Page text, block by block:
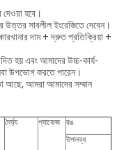
হবে।
উত্তর সাবলীল ইংরেজিতে দেবেন।
দাম + দ্রুত প্রতিক্রিয়া +
হয় এবং আমাদের উচ্চ-কার্য-
উপভোগ করতে পারেন।
আছে, আমরা আমাদের সম্মান
দৈর্ঘ্য প্যাকেজ
রঙ
উপলব্ধ